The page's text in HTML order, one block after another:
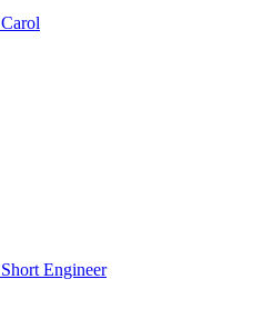
Carol
Short Engineer